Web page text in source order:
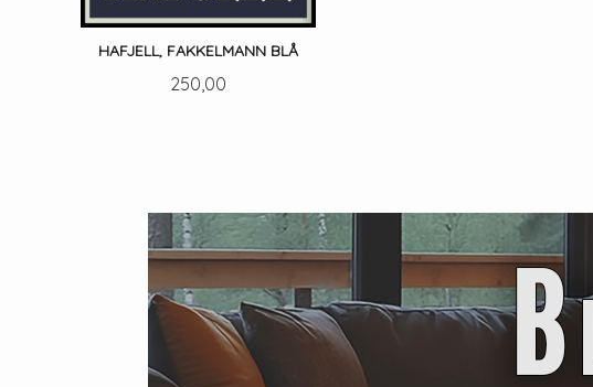
HAFJELL, FAKKELMANN BLÅ
Pris
250,00